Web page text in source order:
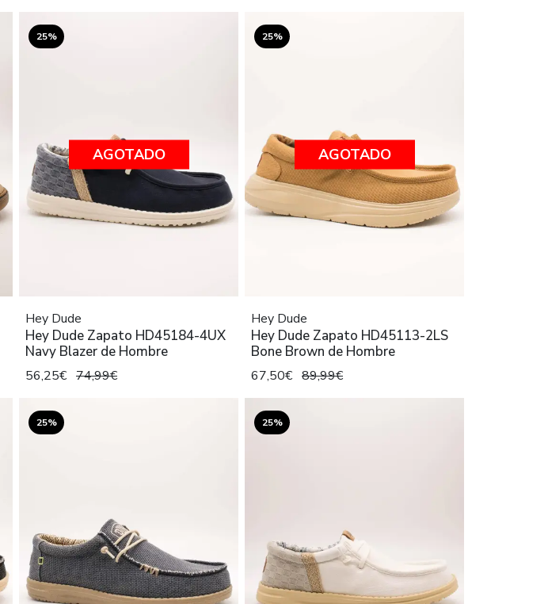
25%
AGOTADO
Hey Dude
Hey Dude Zapato HD45184-4UX
Navy Blazer de Hombre
56,25€ 74,99€
25%
AGOTADO
Hey Dude
Hey Dude Zapato HD45113-2LS
Bone Brown de Hombre
67,50€ 89,99€
25% 25%